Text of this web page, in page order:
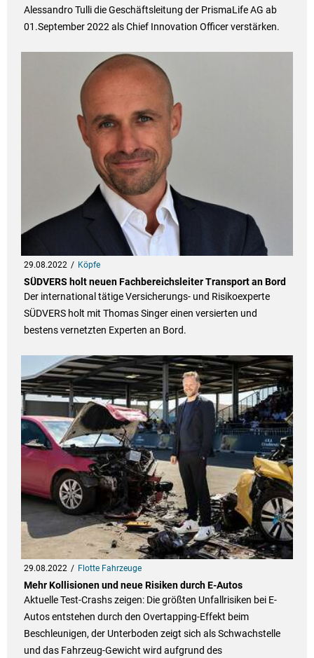
Alessandro Tulli die Geschäftsleitung der PrismaLife AG ab
01.September 2022 als Chief Innovation Officer verstärken.
29.08.2022 Köpfe
SÜDVERS holt neuen Fachbereichsleiter Transport an Bord
Der international tätige Versicherungs- und Risikoexperte
SÜDVERS holt mit Thomas Singer einen versierten und
bestens vernetzten Experten an Bord.
29.08.2022 Flotte Fahrzeuge
Mehr Kollisionen und neue Risiken durch E-Autos
Aktuelle Test-Crashs zeigen: Die größten Unfallrisiken bei E-
Autos entstehen durch den Overtapping-Effekt beim
Beschleunigen, der Unterboden zeigt sich als Schwachstelle
und das Fahrzeug-Gewicht wird aufgrund des